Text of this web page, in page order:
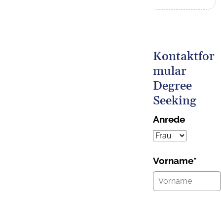
Kontaktfor
mular
Degree
Seeking
Anrede
Vorname*